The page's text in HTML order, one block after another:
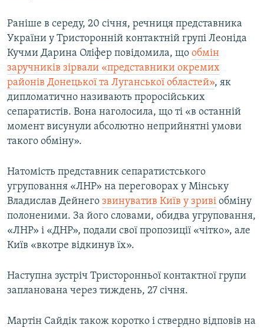
Раніше в середу, 20 січня, речниця представника
України у Тристоронній контактній групі Леоніда
Кучми Дарина Оліфер повідомила, що обмін
заручників зірвали «представники окремих
районів Донецької та Луганської областей», як
дипломатично називають проросійських
сепаратистів. Вона наголосила, що ті «в останній
момент висунули абсолютно неприйнятні умови
такого обміну».
Натомість представник сепаратистського
угруповання «ЛНР» на переговорах у Мінську
Владислав Дейнего звинуватив Київ у зриві обміну
полоненими. За його словами, обидва угруповання,
«ЛНР» і «ДНР», подали свої пропозиції «чітко», але
Київ «вкотре відкинув їх».
Наступна зустріч Тристоронньої контактної групи
запланована через тиждень, 27 січня.
Мартін Сайдік також коротко і ствердно відповів на